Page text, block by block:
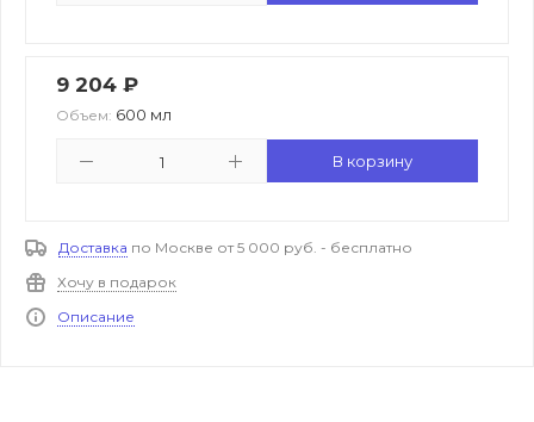
9 204 ₽
Объем: 600 мл
В корзину
Доставка по Москве от 5 000 руб. - бесплатно
Хочу в подарок
Описание